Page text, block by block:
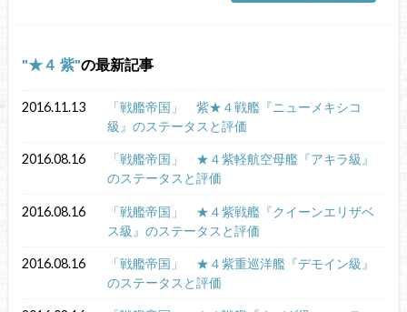
★４ 紫 の最新記事
2016.11.13
「戦艦帝国」 紫★４戦艦『ニューメキシコ
級』のステータスと評価
2016.08.16
「戦艦帝国」 ★４紫軽航空母艦『アキラ級』
のステータスと評価
2016.08.16
「戦艦帝国」 ★４紫戦艦『クイーンエリザベ
ス級』のステータスと評価
2016.08.16
「戦艦帝国」 ★４紫重巡洋艦『デモイン級』
のステータスと評価